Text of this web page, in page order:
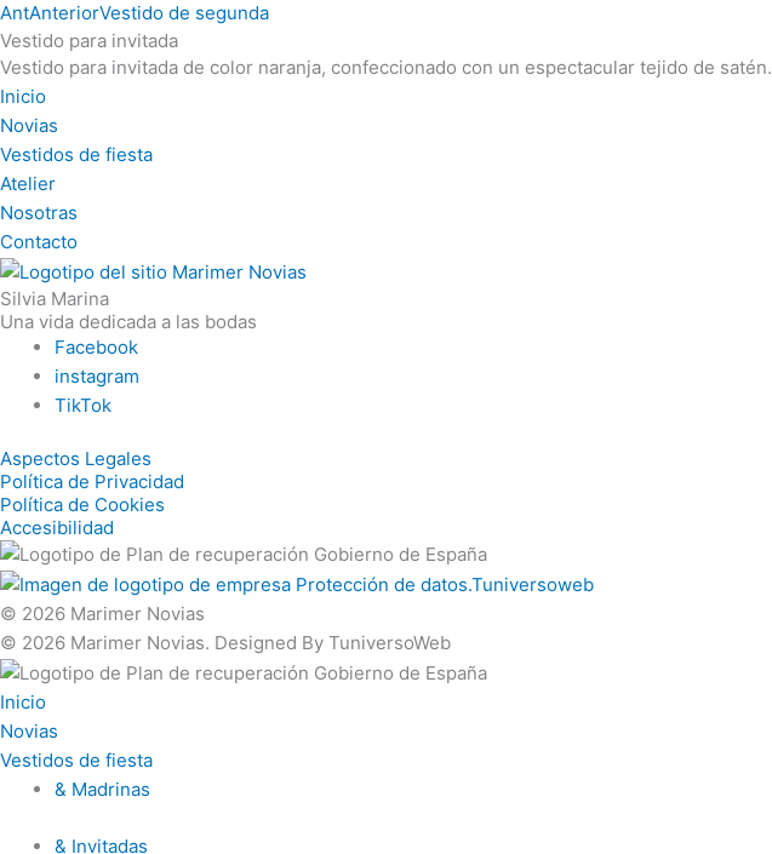
AntAnteriorVestido de segunda
Vestido para invitada
Vestido para invitada de color naranja, confeccionado con un espectacular tejido de satén.
Inicio
Novias
Vestidos de fiesta
Atelier
Nosotras
Contacto
Silvia Marina
Una vida dedicada a las bodas
Facebook
instagram
TikTok
Aspectos Legales
Política de Privacidad
Política de Cookies
Accesibilidad
© 2026 Marimer Novias
© 2026 Marimer Novias. Designed By TuniversoWeb
Inicio
Novias
Vestidos de fiesta
& Madrinas
& Invitadas